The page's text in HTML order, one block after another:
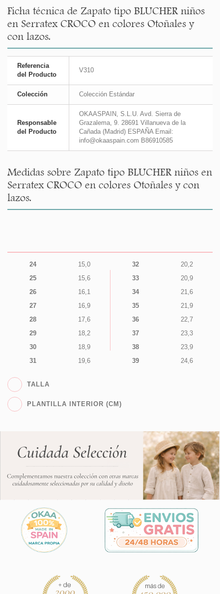
Ficha técnica de Zapato tipo BLUCHER niños
en Serratex CROCO en colores Otoñales y
con lazos.
Referencia
del Producto
V310
Colección Colección Estándar
Responsable
del Producto
OKAASPAIN, S.L.U. Avd. Sierra de
Grazalema, 9. 28691 Villanueva de la
Cañada (Madrid) ESPAÑA Email:
info@okaaspain.com B86910585
Medidas sobre Zapato tipo BLUCHER niños en
Serratex CROCO en colores Otoñales y con
lazos.
24
15,0
25
15,6
26
16,1
27
16,9
28
17,6
29
18,2
30
18,9
31
19,6
32
20,2
33
20,9
34
21,6
35
21,9
36
22,7
37
23,3
38
23,9
39
24,6
TALLA
PLANTILLA INTERIOR (CM)